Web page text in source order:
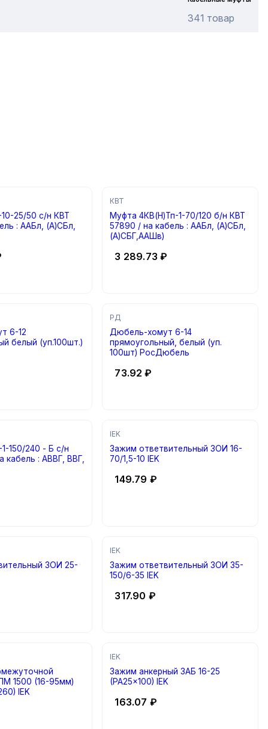
341 товар
25/50 с/н КВТ
КВТ
Муфта 4КВ(Н)Тп-1-70/120 б/н КВТ
57890 / на кабель : ААБл, (А)СБл,
(А)СБГ,ААШв)
3 289.73 ₽
белый (уп.100шт.)
РД
Дюбель-хомут 6-14
прямоугольный, белый (уп.
100шт) РосДюбель
73.92 ₽
150/240 - Б с/н
кабель : АВВГ, ВВГ,
IEK
Зажим ответвительный ЗОИ 16-
70/1,5-10 IEK
149.79 ₽
ЗОИ 25-
IEK
Зажим ответвительный ЗОИ 35-
150/6-35 IEK
317.90 ₽
1500 (16-95мм)
IEK
IEK
Зажим анкерный ЗАБ 16-25
(PA25x100) IEK
163.07 ₽